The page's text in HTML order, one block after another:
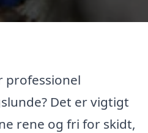
professionel
Det er vigtigt
rene og fri for skidt,